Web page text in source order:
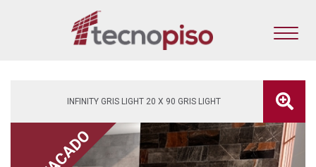
INFINITY GRIS LIGHT 20 X 90 GRIS LIGHT